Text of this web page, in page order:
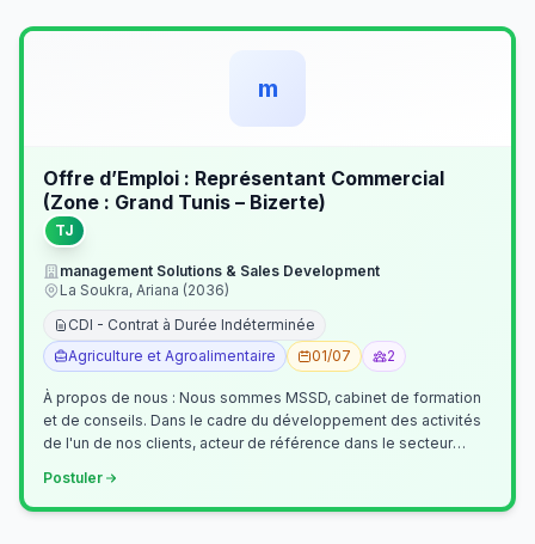
m
Offre d’Emploi : Représentant Commercial
(Zone : Grand Tunis – Bizerte)
TJ
management Solutions & Sales Development
La Soukra, Ariana (2036)
CDI - Contrat à Durée Indéterminée
Agriculture et Agroalimentaire
01/07 2
À propos de nous : Nous sommes MSSD, cabinet de formation
et de conseils. Dans le cadre du développement des activités
de l'un de nos clients, acteur de référence dans le secteur
Postuler